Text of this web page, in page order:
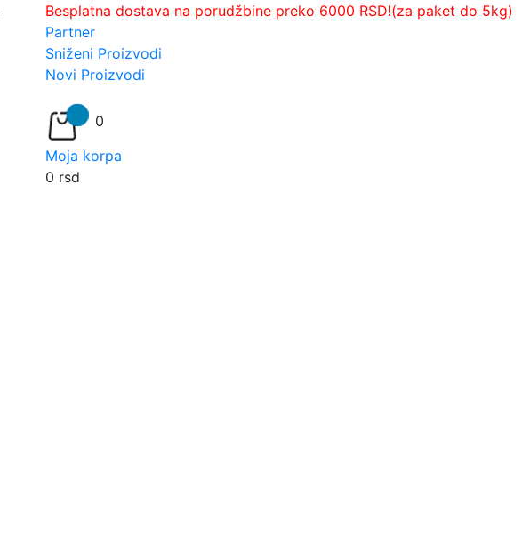
Besplatna dostava na porudžbine preko 6000 RSD!(za paket do 5kg)
Partner
Sniženi Proizvodi
Novi Proizvodi
0
Moja korpa
0 rsd